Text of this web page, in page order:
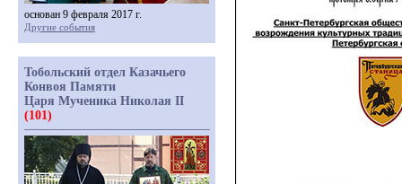
основан 9 февраля 2017 г.
Другие события
Тобольский отдел Казачьего
Конвоя Памяти
Царя Мученика Николая II
(101)